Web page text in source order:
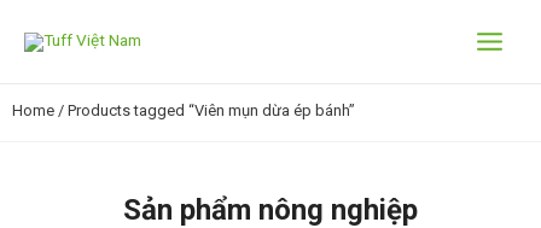
Home / Products tagged “Viên mụn dừa ép bánh”
Sản phẩm nông nghiệp